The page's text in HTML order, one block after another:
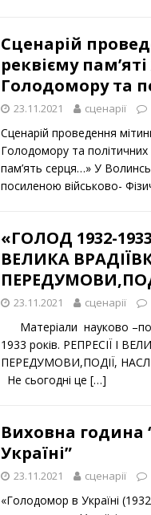
Сценарій
реквієму
Голодомору та
23.11.2021 сценарії
Сценарій проведення
Голодомору та політичних
пам’ять серця…» У
посиленою військово-
«ГОЛОД 1932-1933
ВЕЛИКА
23.11.2021 сценарії
Матеріали науково
1933 років. РЕПРЕСІЇ І
ПЕРЕДУМОВИ,ПОДІЇ,
Не сьогодні це […]
Виховна година
Україні”
23.11.2021 сценарії
«Голодомор в Україні